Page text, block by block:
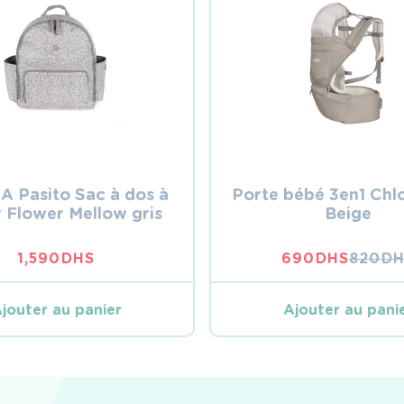
Pasito Sac à dos à
Flower Mellow gris
1,590 DHS
au panier
Porte bébé 3en1
Beige
820
LE
PRIX
INITIAL
ÉTAIT :
820
690 DHSLE
PRIX
ACTUEL
EST :
690
Ajouter au